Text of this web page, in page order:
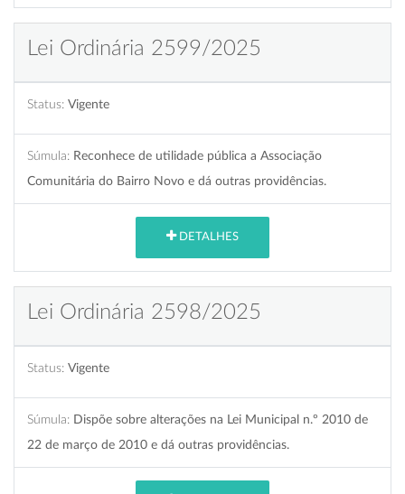
Lei Ordinária 2599/2025
Status: Vigente
Súmula: Reconhece de utilidade pública a Associação
Comunitária do Bairro Novo e dá outras providências.
DETALHES
Lei Ordinária 2598/2025
Status: Vigente
Súmula: Dispõe sobre alterações na Lei Municipal n.º 2010 de
22 de março de 2010 e dá outras providências.